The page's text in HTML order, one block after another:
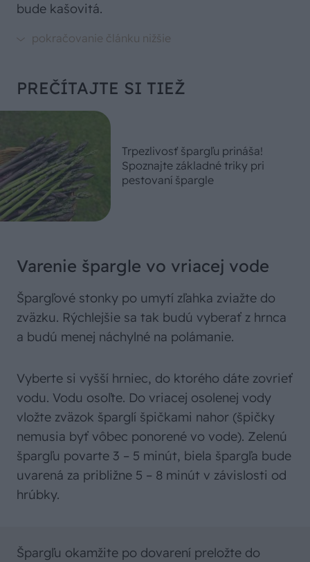
bude kašovitá.
PREČÍTAJTE SI TIEŽ
Trpezlivosť špargľu prináša!
Spoznajte základné triky pri
pestovaní špargle
Varenie špargle vo vriacej vode
Špargľové stonky po umytí zľahka zviažte do
zväzku. Rýchlejšie sa tak budú vyberať z hrnca
a budú menej náchylné na polámanie.
Vyberte si vyšší hrniec, do ktorého dáte zovrieť
vodu. Vodu osoľte. Do vriacej osolenej vody
vložte zväzok šparglí špičkami nahor (špičky
nemusia byť vôbec ponorené vo vode). Zelenú
špargľu povarte 3 – 5 minút, biela špargľa bude
uvarená za približne 5 – 8 minút v závislosti od
hrúbky.
Špargľu okamžite po dovarení preložte do